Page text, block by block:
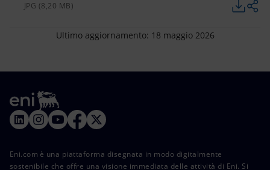
JPG (8,20 MB)
Ultimo aggiornamento: 18 maggio 2026
Eni.com è una piattaforma disegnata in modo digitalmente
sostenibile che offre una visione immediata delle attività di Eni. Si